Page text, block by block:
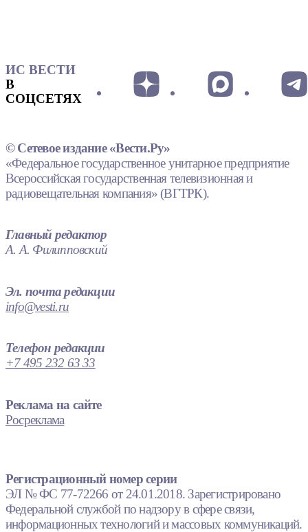
ИС ВЕСТИ
В
СОЦСЕТЯХ
© Сетевое издание «Вести.Ру»
«Федеральное государственное унитарное предприятие
Всероссийская государственная телевизионная и
радиовещательная компания» (ВГТРК).
Главный редактор
А. А. Филипповский
Эл. почта редакции
info@vesti.ru
Телефон редакции
+7 495 232 63 33
Реклама на сайте
Росреклама
Регистрационный номер серии
ЭЛ № ФС 77-72266 от 24.01.2018. Зарегистрировано
Федеральной службой по надзору в сфере связи,
информационных технологий и массовых коммуникаций.